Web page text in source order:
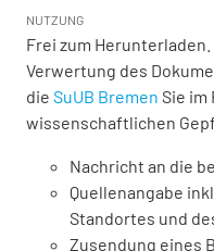
NUTZUNG
Frei zum
Verwertung des
die SuUB Bremen Sie im
wissenschaftlichen
Nachricht an die
Quellenangabe
Standortes und
Zusendung eines